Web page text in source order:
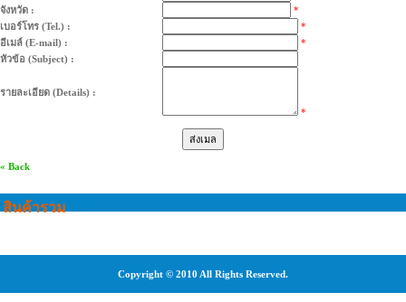
จังหวัด :
*
เบอร์โทร (Tel.) :
*
อีเมล์ (E-mail) :
*
หัวข้อ (Subject) :
รายละเอียด (Details) :
*
« Back
สินค้ารวม
Copyright © 2010 All Rights Reserved.